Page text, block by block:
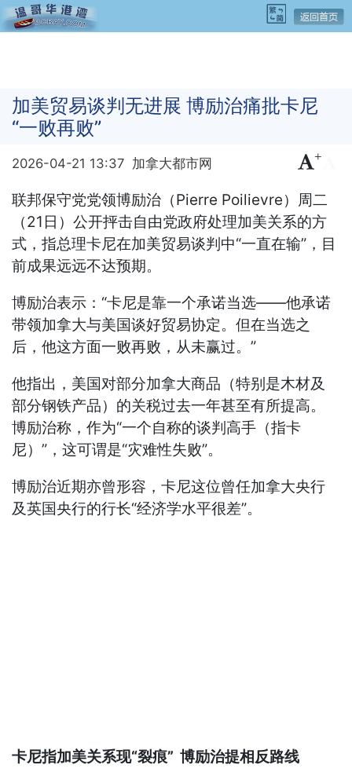
加美贸易谈判无进展 博励治痛批卡尼
“一败再败”
2026-04-21 13:37 加拿大都市网 +
联邦保守党党领博励治（Pierre Poilievre）周二
（21日）公开抨击自由党政府处理加美关系的方
式，指总理卡尼在加美贸易谈判中“一直在输”，目
前成果远远不达预期。
博励治表示：“卡尼是靠一个承诺当选——他承诺
带领加拿大与美国谈好贸易协定。但在当选之
后，他这方面一败再败，从未赢过。”
他指出，美国对部分加拿大商品（特别是木材及
部分钢铁产品）的关税过去一年甚至有所提高。
博励治称，作为“一个自称的谈判高手（指卡
尼）”，这可谓是“灾难性失败”。
博励治近期亦曾形容，卡尼这位曾任加拿大央行
及英国央行的行长“经济学水平很差”。
卡尼指加美关系现“裂痕” 博励治提相反路线